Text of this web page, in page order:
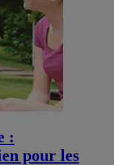
:
pour les